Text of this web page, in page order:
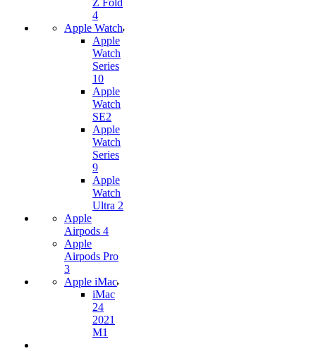
Z Fold
4
Apple Watch
Apple
Watch
Series
10
Apple
Watch
SE2
Apple
Watch
Series
9
Apple
Watch
Ultra 2
Apple
Airpods 4
Apple
Airpods Pro
3
Apple iMac
iMac
24
2021
M1